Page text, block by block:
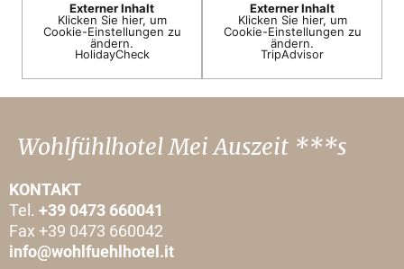
Externer Inhalt
Klicken Sie hier, um
Cookie-Einstellungen zu
ändern.
HolidayCheck
Externer Inhalt
Klicken Sie hier, um
Cookie-Einstellungen zu
ändern.
TripAdvisor
Wohlfühlhotel Mei Auszeit ***s
KONTAKT
Tel. +39 0473 660041
Fax +39 0473 660042
info@wohlfuehlhotel.it